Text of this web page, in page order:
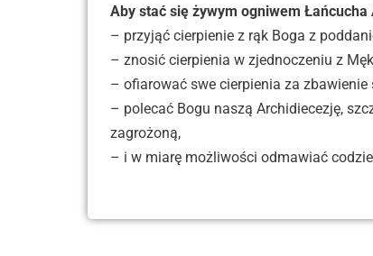
Aby stać się żywym ogniwem
– przyjąć cierpienie z rąk Boga z
– znosić cierpienia w zjednoczeniu z
– ofiarować swe cierpienia za
– polecać Bogu naszą Archidiecezję,
zagrożoną,
– i w miarę możliwości odmawiać